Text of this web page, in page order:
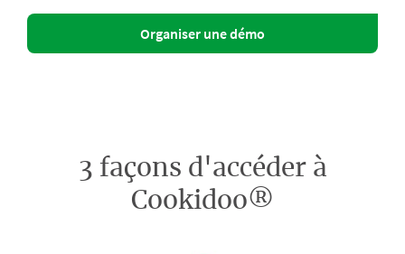
Organiser une démo
3 façons d'accéder à
Cookidoo®